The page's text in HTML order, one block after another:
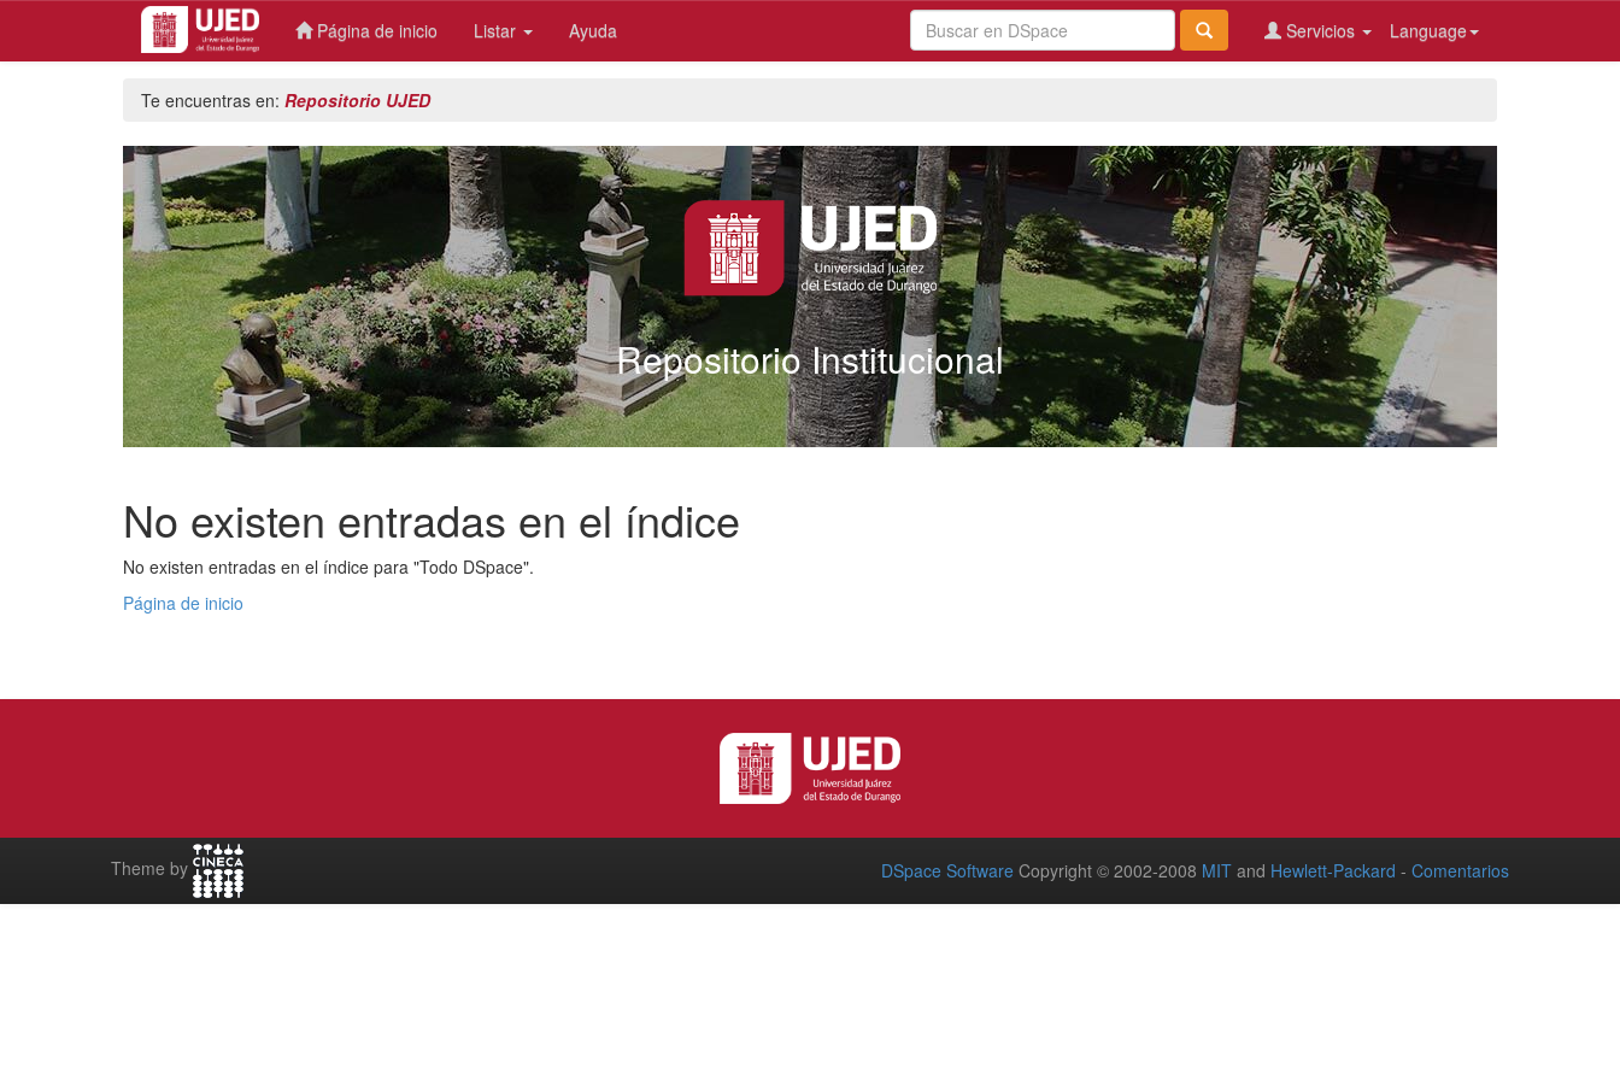
Página de inicio Listar Ayuda Language
Servicios
Te encuentras en: Repositorio UJED
Repositorio Institucional
No existen entradas en el índice
No existen entradas en el índice para "Todo DSpace".
Página de inicio
Theme by DSpace Software Copyright © 2002-2008 MIT and Hewlett-Packard - Comentarios